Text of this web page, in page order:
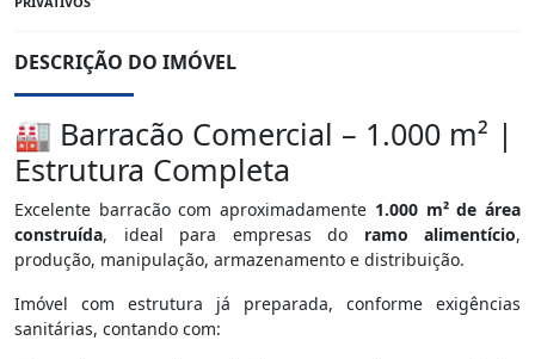
DESCRIÇÃO DO IMÓVEL
🏭 Barracão Comercial – 1.000 m² |
Estrutura Completa
Excelente barracão com aproximadamente 1.000 m² de área
construída, ideal para empresas do ramo alimentício,
produção, manipulação, armazenamento e distribuição.
Imóvel com estrutura já preparada, conforme exigências
sanitárias, contando com: